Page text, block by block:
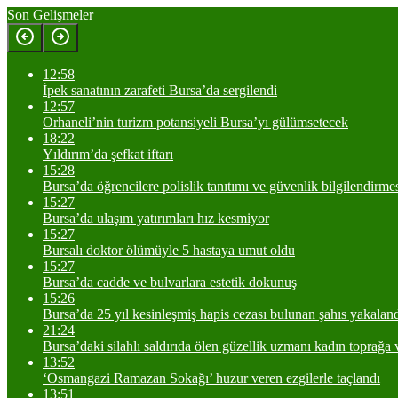
Son Gelişmeler
12:58
İpek sanatının zarafeti Bursa’da sergilendi
12:57
Orhaneli’nin turizm potansiyeli Bursa’yı gülümsetecek
18:22
Yıldırım’da şefkat iftarı
15:28
Bursa’da öğrencilere polislik tanıtımı ve güvenlik
15:27
Bursa’da ulaşım yatırımları hız kesmiyor
15:27
Bursalı doktor ölümüyle 5 hastaya umut oldu
15:27
Bursa’da cadde ve bulvarlara estetik dokunuş
15:26
Bursa’da 25 yıl kesinleşmiş hapis cezası bulunan şahıs
21:24
Bursa’daki silahlı saldırıda ölen güzellik uzmanı kadın toprağa
13:52
‘Osmangazi Ramazan Sokağı’ huzur veren ezgilerle taçlandı
13:51